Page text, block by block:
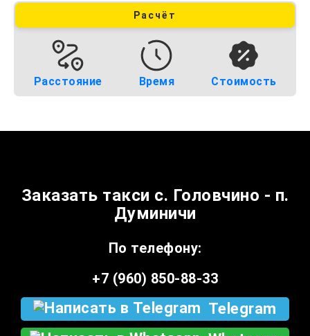
Расчёт
Расстояние Время Стоимость
Заказать такси с. Головчино - п.
Думиничи
По телефону:
+7 (960) 850-88-33
Telegram